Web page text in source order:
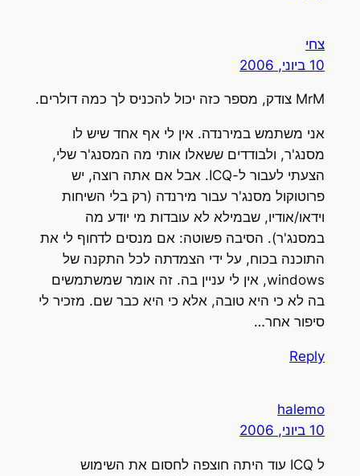
צחי
10 ביוני, 2006
MrM צודק, מספר כזה יכול להכניס לך כמה דולרים.
אני משתמש במירנדה. אין לי אף אחד שיש לו
מסנג'ר, ולבודדים ששאלו אותי מה המסנג'ר שלי,
הצעתי לעבור ל-ICQ. אבל אם אתה רוצה, יש
פרוטוקול מסנג'ר עבור מירנדה (רק בלי השיחות
וידאו/אודיו, שבמילא לא עובדות מי יודע מה
במסנג'ר). הסיבה פשוטה: אם מנסים לדחוף לי את
התוכנה בכוח, על ידי הצמדתה לכל התקנה של
windows, אין לי עניין בה. זה אומר שמשתמשים
בה לא כי היא טובה, אלא כי היא כבר שם. מזכיר לי
סיפור אחר…
Reply
halemo
10 ביוני, 2006
ל ICQ עוד היתה חוצפה לחסום את השימוש